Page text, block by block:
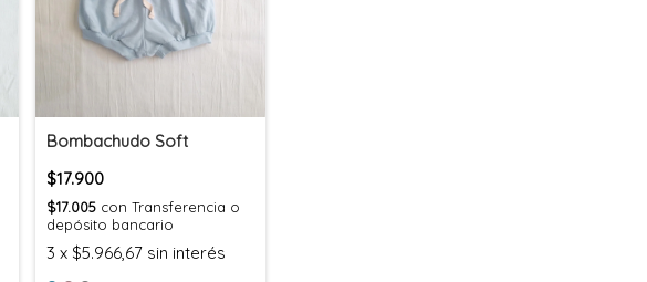
Bombachudo Soft
$17.900
$17.005 con Transferencia o
depósito bancario
3 x $5.966,67 sin interés